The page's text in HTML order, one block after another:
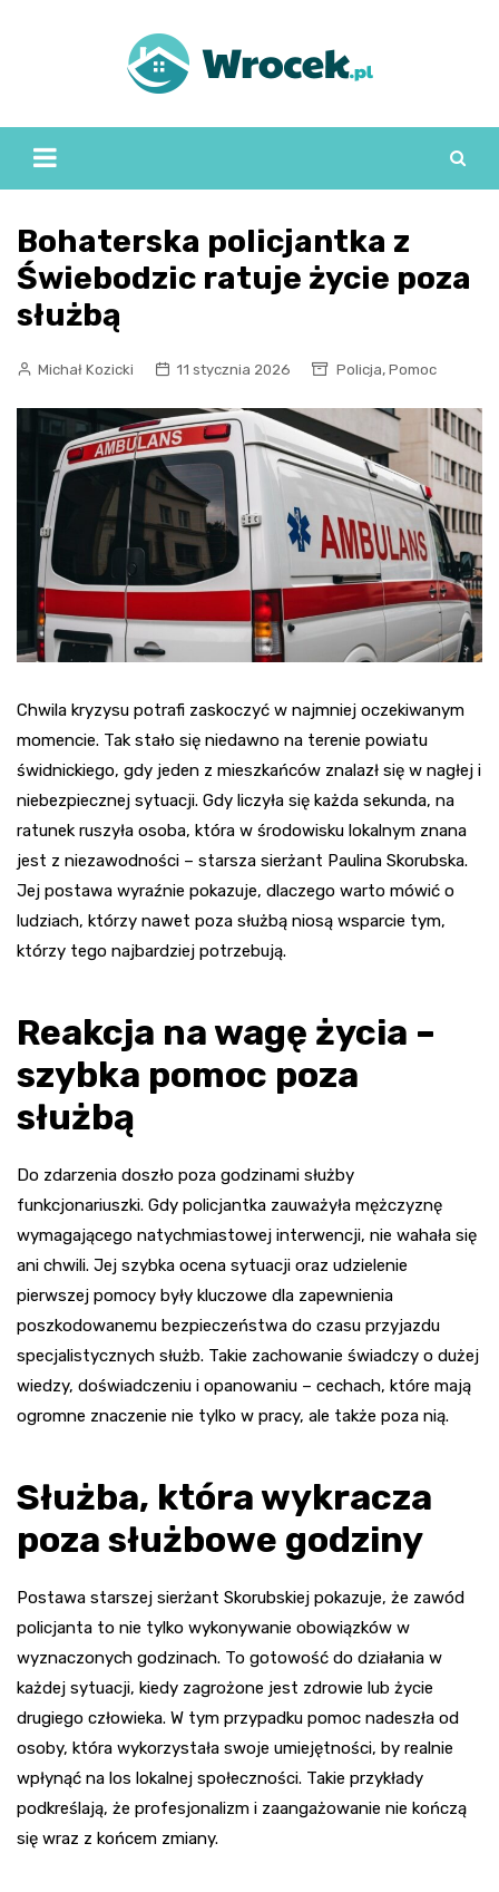
Bohaterska policjantka z
Świebodzic ratuje życie poza
służbą
Michał Kozicki 11 stycznia 2026 Policja, Pomoc
Chwila kryzysu potrafi zaskoczyć w najmniej oczekiwanym
momencie. Tak stało się niedawno na terenie powiatu
świdnickiego, gdy jeden z mieszkańców znalazł się w nagłej i
niebezpiecznej sytuacji. Gdy liczyła się każda sekunda, na
ratunek ruszyła osoba, która w środowisku lokalnym znana
jest z niezawodności – starsza sierżant Paulina Skorubska.
Jej postawa wyraźnie pokazuje, dlaczego warto mówić o
ludziach, którzy nawet poza służbą niosą wsparcie tym,
którzy tego najbardziej potrzebują.
Reakcja na wagę życia –
szybka pomoc poza
służbą
Do zdarzenia doszło poza godzinami służby
funkcjonariuszki. Gdy policjantka zauważyła mężczyznę
wymagającego natychmiastowej interwencji, nie wahała się
ani chwili. Jej szybka ocena sytuacji oraz udzielenie
pierwszej pomocy były kluczowe dla zapewnienia
poszkodowanemu bezpieczeństwa do czasu przyjazdu
specjalistycznych służb. Takie zachowanie świadczy o dużej
wiedzy, doświadczeniu i opanowaniu – cechach, które mają
ogromne znaczenie nie tylko w pracy, ale także poza nią.
Służba, która wykracza
poza służbowe godziny
Postawa starszej sierżant Skorubskiej pokazuje, że zawód
policjanta to nie tylko wykonywanie obowiązków w
wyznaczonych godzinach. To gotowość do działania w
każdej sytuacji, kiedy zagrożone jest zdrowie lub życie
drugiego człowieka. W tym przypadku pomoc nadeszła od
osoby, która wykorzystała swoje umiejętności, by realnie
wpłynąć na los lokalnej społeczności. Takie przykłady
podkreślają, że profesjonalizm i zaangażowanie nie kończą
się wraz z końcem zmiany.